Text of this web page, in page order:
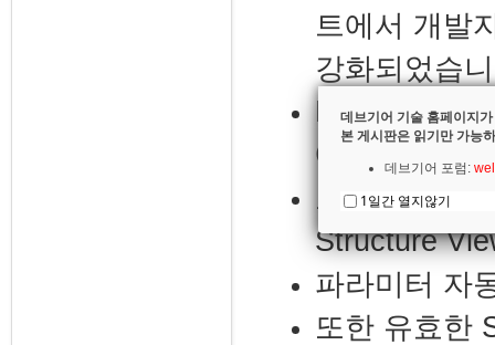
트에서 개발
강화되었습
LSP방식은
에도 코드를
코드에 오류
Structure
파라미터 자
또한 유효한
데브기어 기술 홈페이지
본 게시판은 읽기만 가능
데브기어 포럼:
1일간 열지않기